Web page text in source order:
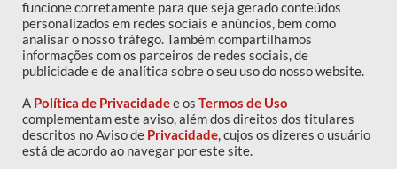
Copyright © 2016 IPOG - Todos os direitos reservados
Política de privacidade
funcione corretamente para que seja gerado conteúdos
personalizados em redes sociais e anúncios, bem como
analisar o nosso tráfego. Também compartilhamos
informações com os parceiros de redes sociais, de
publicidade e de analítica sobre o seu uso do nosso website.
A Política de Privacidadee os Termos de Uso
complementam este aviso, além dos direitos dos titulares
descritos no Aviso de Privacidade, cujos os dizeres o usuário
está de acordo ao navegar por este site.